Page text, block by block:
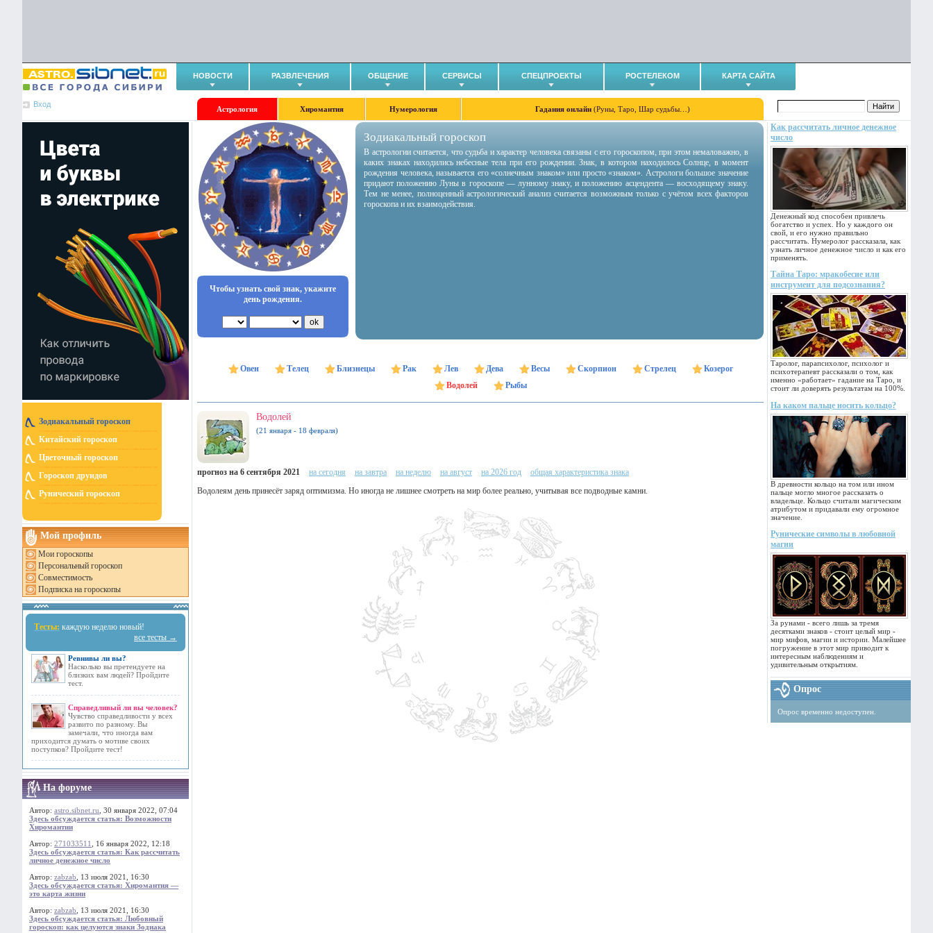
НОВОСТИ РАЗВЛЕЧЕНИЯ ОБЩЕНИЕ СЕРВИСЫ СПЕЦПРОЕКТЫ РОСТЕЛЕКОМ КАРТА САЙТА
Вход
Астрология Хиромантия Нумерология Гадания онлайн (Руны, Таро, Шар судьбы…)
Зодиакальный гороскоп
Китайский гороскоп
Цветочный гороскоп
Гороскоп друидов
Рунический гороскоп
Мой профиль
Мои гороскопы
Персональный гороскоп
Совместимость
Подписка на гороскопы
Тесты: каждую неделю новый!
все тесты →
Ревнивы ли вы?
Насколько вы претендуете на
близких вам людей? Пройдите
тест.
Справедливый ли вы человек?
Чувство справедливости у всех
развито по разному. Вы
замечали, что иногда вам
приходится думать о мотиве своих
поступков? Пройдите тест!
На форуме
Автор: astro.sibnet.ru , 30 января 2022, 07:04
Здесь обсуждается статья: Возможности
Хиромантии
Автор: 271033511
, 16 января 2022, 12:18
Здесь обсуждается статья: Как рассчитать
личное денежное число
Автор: zabzab , 13 июля 2021, 16:30
Здесь обсуждается статья: Хиромантия —
это карта жизни
Автор: zabzab , 13 июля 2021, 16:30
Здесь обсуждается статья: Любовный
гороскоп: как целуются знаки Зодиака
Как рассчитать личное денежное
число
Денежный код способен привлечь
богатство и успех. Но у каждого он
свой, и его нужно правильно
рассчитать. Нумеролог рассказала, как
узнать личное денежное число и как его
применять.
Тайна Таро: мракобесие или
инструмент для подсознания?
Таролог, парапсихолог, психолог и
психотерапевт рассказали о том, как
именно «работает» гадание на Таро, и
стоит ли доверять результатам на 100%.
На каком пальце носить кольцо?
В древности кольцо на том или ином
пальце могло многое рассказать о
владельце. Кольцо считали магическим
атрибутом и придавали ему огромное
значение.
Рунические символы в любовной
магии
За рунами - всего лишь за тремя
десятками знаков - стоит целый мир -
мир мифов, магии и истории. Малейшее
погружение в этот мир приводит к
интересным наблюдениям и
удивительным открытиям.
Опрос
Опрос временно недоступен.
Чтобы узнать свой знак, укажите
день рождения.
Зодиакальный гороскоп
В астрологии считается, что судьба и характер человека связаны с его гороскопом, при этом немаловажно, в
каких знаках находились небесные тела при его рождении. Знак, в котором находилось Солнце, в момент
рождения человека, называется его «солнечным знаком» или просто «знаком». Астрологи большое значение
придают положению Луны в гороскопе — лунному знаку, и положению асцендента — восходящему знаку.
Тем не менее, полноценный астрологический анализ считается возможным только с учётом всех факторов
гороскопа и их взаимодействия.
Овен Телец Близнецы Рак Лев Дева Весы Скорпион Стрелец
Козерог
Водолей
Рыбы
Водолей
(21 января - 18 февраля)
прогноз на 6 сентября 2021 на сегодня на завтра на неделю на август на 2026 год
общая характеристика знака
Водолеям день принесёт заряд оптимизма. Но иногда не лишнее смотреть на мир более реально, учитывая все подводные камни.